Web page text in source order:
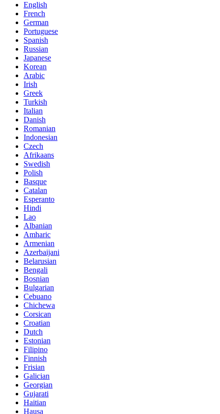
English
French
German
Portuguese
Spanish
Russian
Japanese
Korean
Arabic
Irish
Greek
Turkish
Italian
Danish
Romanian
Indonesian
Czech
Afrikaans
Swedish
Polish
Basque
Catalan
Esperanto
Hindi
Lao
Albanian
Amharic
Armenian
Azerbaijani
Belarusian
Bengali
Bosnian
Bulgarian
Cebuano
Chichewa
Corsican
Croatian
Dutch
Estonian
Filipino
Finnish
Frisian
Galician
Georgian
Gujarati
Haitian
Hausa